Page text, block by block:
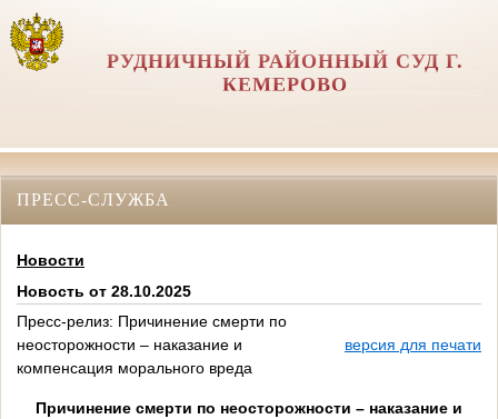
РУДНИЧНЫЙ РАЙОННЫЙ СУД Г.
КЕМЕРОВО
ПРЕСС-СЛУЖБА
Новости
Новость от 28.10.2025
Пресс-релиз: Причинение смерти по
неосторожности – наказание и
компенсация морального вреда
версия для печати
Причинение смерти по неосторожности – наказание и